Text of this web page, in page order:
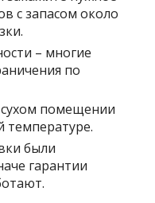
с запасом около
– многие
по
помещении
температуре.
были
гарантии